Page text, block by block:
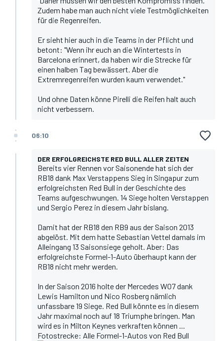
Zudem habe man auch nicht viele Testmöglichkeiten
für die Regenreifen.
Er sieht hier auch in die Teams in der Pflicht und
betont: "Wenn ihr euch an die Wintertests in
Barcelona erinnert, da haben wir die Strecke für
einen halben Tag bewässert. Aber die
Extremregenreifen wurden kaum verwendet."
Und ohne Daten könne Pirelli die Reifen halt auch
nicht verbessern.
06:10
DER ERFOLGREICHSTE RED BULL ALLER ZEITEN
Bereits vier Rennen vor Saisonende hat sich der
RB18 dank Max Verstappens Sieg in Singapur zum
erfolgreichsten Red Bull in der Geschichte des
Teams aufgeschwungen. 14 Siege holten Verstappen
und Sergio Perez in diesem Jahr bislang.
Damit hat der RB18 den RB9 aus der Saison 2013
abgelöst. Mit dem hatte Sebastian Vettel damals im
Alleingang 13 Saisonsiege geholt. Aber: Das
erfolgreichste Formel-1-Auto überhaupt kann der
RB18 nicht mehr werden.
In der Saison 2016 holte der Mercedes W07 dank
Lewis Hamilton und Nico Rosberg nämlich
unfassbare 19 Siege. Red Bull könnte es in diesem
Jahr maximal noch auf 18 Triumphe bringen. Man
wird es in Milton Keynes verkraften können ...
Fotostrecke: Alle Formel-1-Autos von Red Bull